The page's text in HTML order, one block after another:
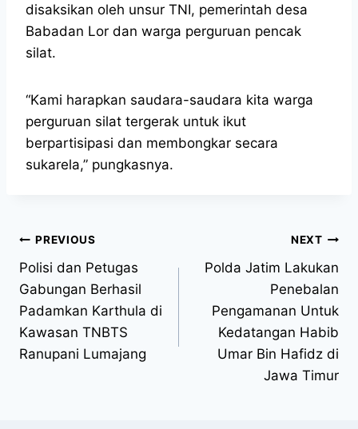
disaksikan oleh unsur TNI, pemerintah desa
Babadan Lor dan warga perguruan pencak
silat.
“Kami harapkan saudara-saudara kita warga
perguruan silat tergerak untuk ikut
berpartisipasi dan membongkar secara
sukarela,” pungkasnya.
PREVIOUS
Polisi dan Petugas
Gabungan Berhasil
Padamkan Karthula di
Kawasan TNBTS
Ranupani Lumajang
NEXT
Polda Jatim Lakukan
Penebalan
Pengamanan Untuk
Kedatangan Habib
Umar Bin Hafidz di
Jawa Timur